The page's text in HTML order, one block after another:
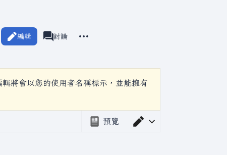
編輯 associated-pages
頁面
討論
輯將會以您的使用者名稱標示，並能擁有
預覽
切換編輯器